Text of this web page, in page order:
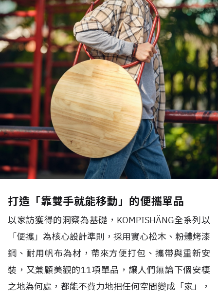
打造「靠雙手就能移動」的便攜單品
以家訪獲得的洞察為基礎，KOMPISHÄNG全系列以
「便攜」為核心設計準則，採用實心松木、粉體烤漆
鋼、耐用帆布為材，帶來方便打包、攜帶與重新安
裝，又兼顧美觀的11項單品，讓人們無論下個安棲
之地為何處，都能不費力地把任何空間變成「家」，